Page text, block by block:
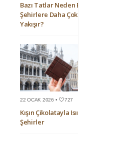
Bazı Tatlar Neden Bazı
Şehirlere Daha Çok
Yakışır?
22 OCAK 2026 • 727
Kışın Çikolatayla Isınan
Şehirler